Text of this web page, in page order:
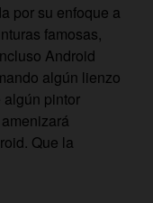
por su enfoque a
famosas,
Android
algún lienzo
algún pintor
Que la